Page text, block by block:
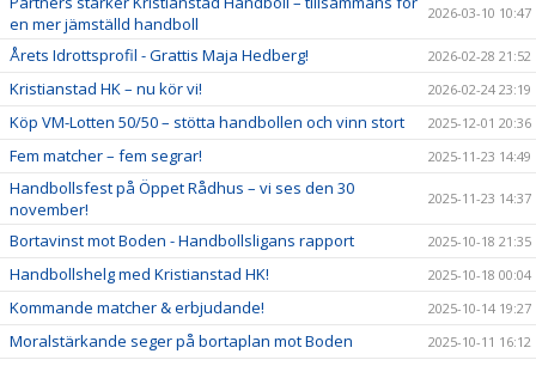
en mer jämställd handboll
2026-03-10 10:47
Årets Idrottsprofil - Grattis Maja Hedberg! 2026-02-28 21:52
Kristianstad HK – nu kör vi! 2026-02-24 23:19
Köp VM-Lotten 50/50 – stötta handbollen och vinn stort 2025-12-01 20:36
Fem matcher – fem segrar! 2025-11-23 14:49
Handbollsfest på Öppet Rådhus – vi ses den 30
november!
2025-11-23 14:37
Bortavinst mot Boden - Handbollsligans rapport 2025-10-18 21:35
Handbollshelg med Kristianstad HK! 2025-10-18 00:04
Kommande matcher & erbjudande! 2025-10-14 19:27
Moralstärkande seger på bortaplan mot Boden 2025-10-11 16:12